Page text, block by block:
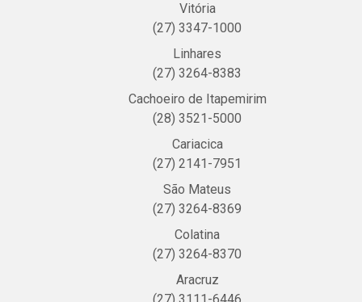
Vitória
(27) 3347-1000
Linhares
(27) 3264-8383
Cachoeiro de Itapemirim
(28) 3521-5000
Cariacica
(27) 2141-7951
São Mateus
(27) 3264-8369
Colatina
(27) 3264-8370
Aracruz